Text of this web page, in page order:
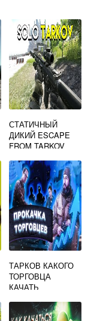
СТАТИЧНЫЙ
ДИКИЙ ESCAPE
FROM TARKOV
ТАРКОВ КАКОГО
ТОРГОВЦА
КАЧАТЬ